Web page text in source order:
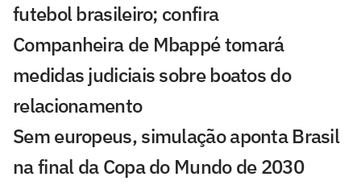
futebol brasileiro; confira
Companheira de Mbappé tomará
medidas judiciais sobre boatos do
relacionamento
Sem europeus, simulação aponta Brasil
na final da Copa do Mundo de 2030